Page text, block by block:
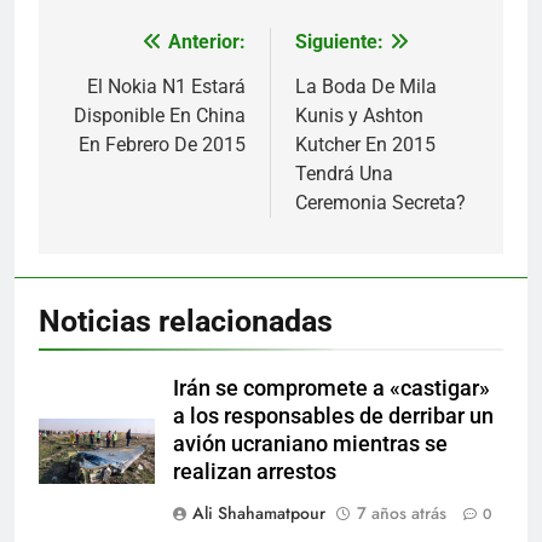
Navegación
de
entradas
Anterior:
El Nokia N1 Estará
Disponible En China
En Febrero De 2015
Siguiente:
La Boda De Mila
Kunis y Ashton
Kutcher En 2015
Tendrá Una
Ceremonia Secreta?
Noticias relacionadas
Irán se compromete a «castigar»
a los responsables de derribar un
avión ucraniano mientras se
realizan arrestos
Ali Shahamatpour
7 años atrás 0